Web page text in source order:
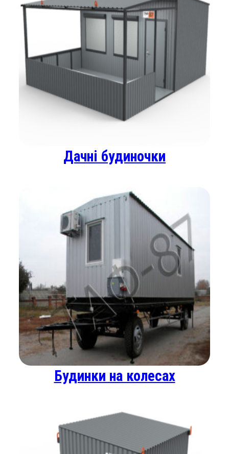
Дачні будиночки
Будинки на колесах